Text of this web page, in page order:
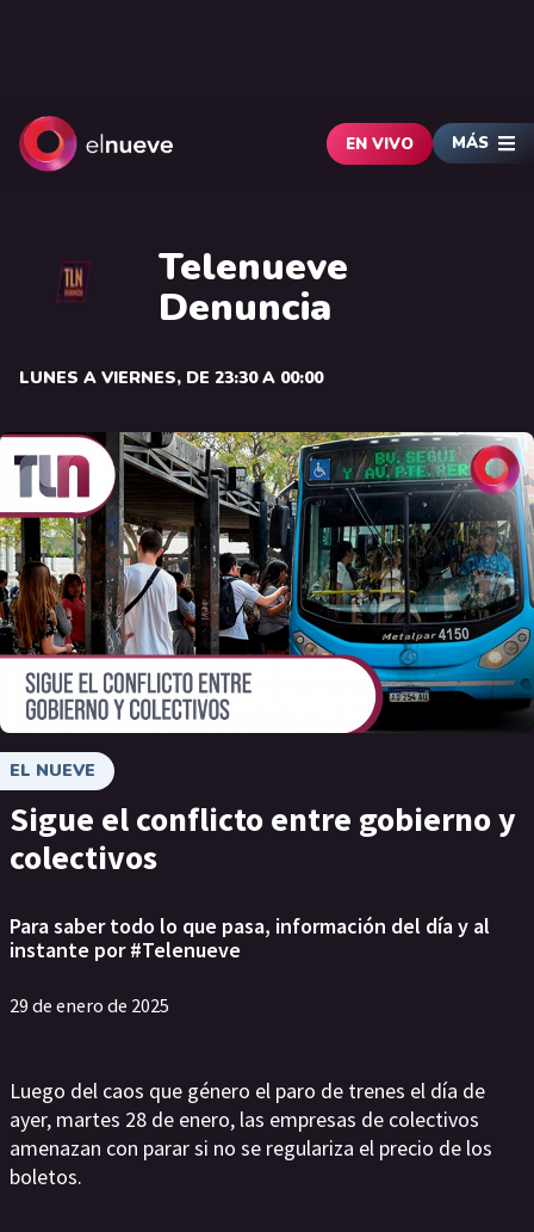
EN VIVO MÁS
Telenueve
Denuncia
LUNES A VIERNES, DE 23:30 A 00:00
EL NUEVE
Sigue el conflicto entre gobierno y
colectivos
Para saber todo lo que pasa, información del día y al
instante por #Telenueve
29 de enero de 2025
Luego del caos que género el paro de trenes el día de
ayer, martes 28 de enero, las empresas de colectivos
amenazan con parar si no se regulariza el precio de los
boletos.